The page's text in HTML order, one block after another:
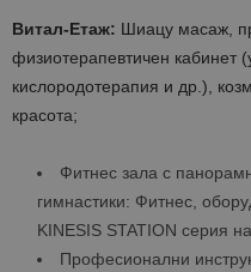
Витал-Етаж: Шиацу масаж,
физиотерапевтичен кабинет
кислородотерапия и др.),
красота;
Фитнес зала с
гимнастики: Фитнес,
KINESIS STATION серия
Професионални